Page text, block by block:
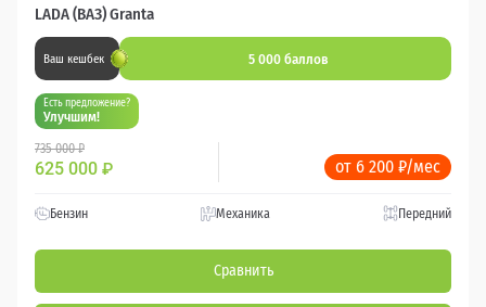
LADA (ВАЗ) Granta
Ваш кешбек 5 000 баллов
Есть предложение?
Улучшим!
735 000 ₽
625 000 ₽ от 6 200 ₽/мес
Бензин Механика Передний
Сравнить